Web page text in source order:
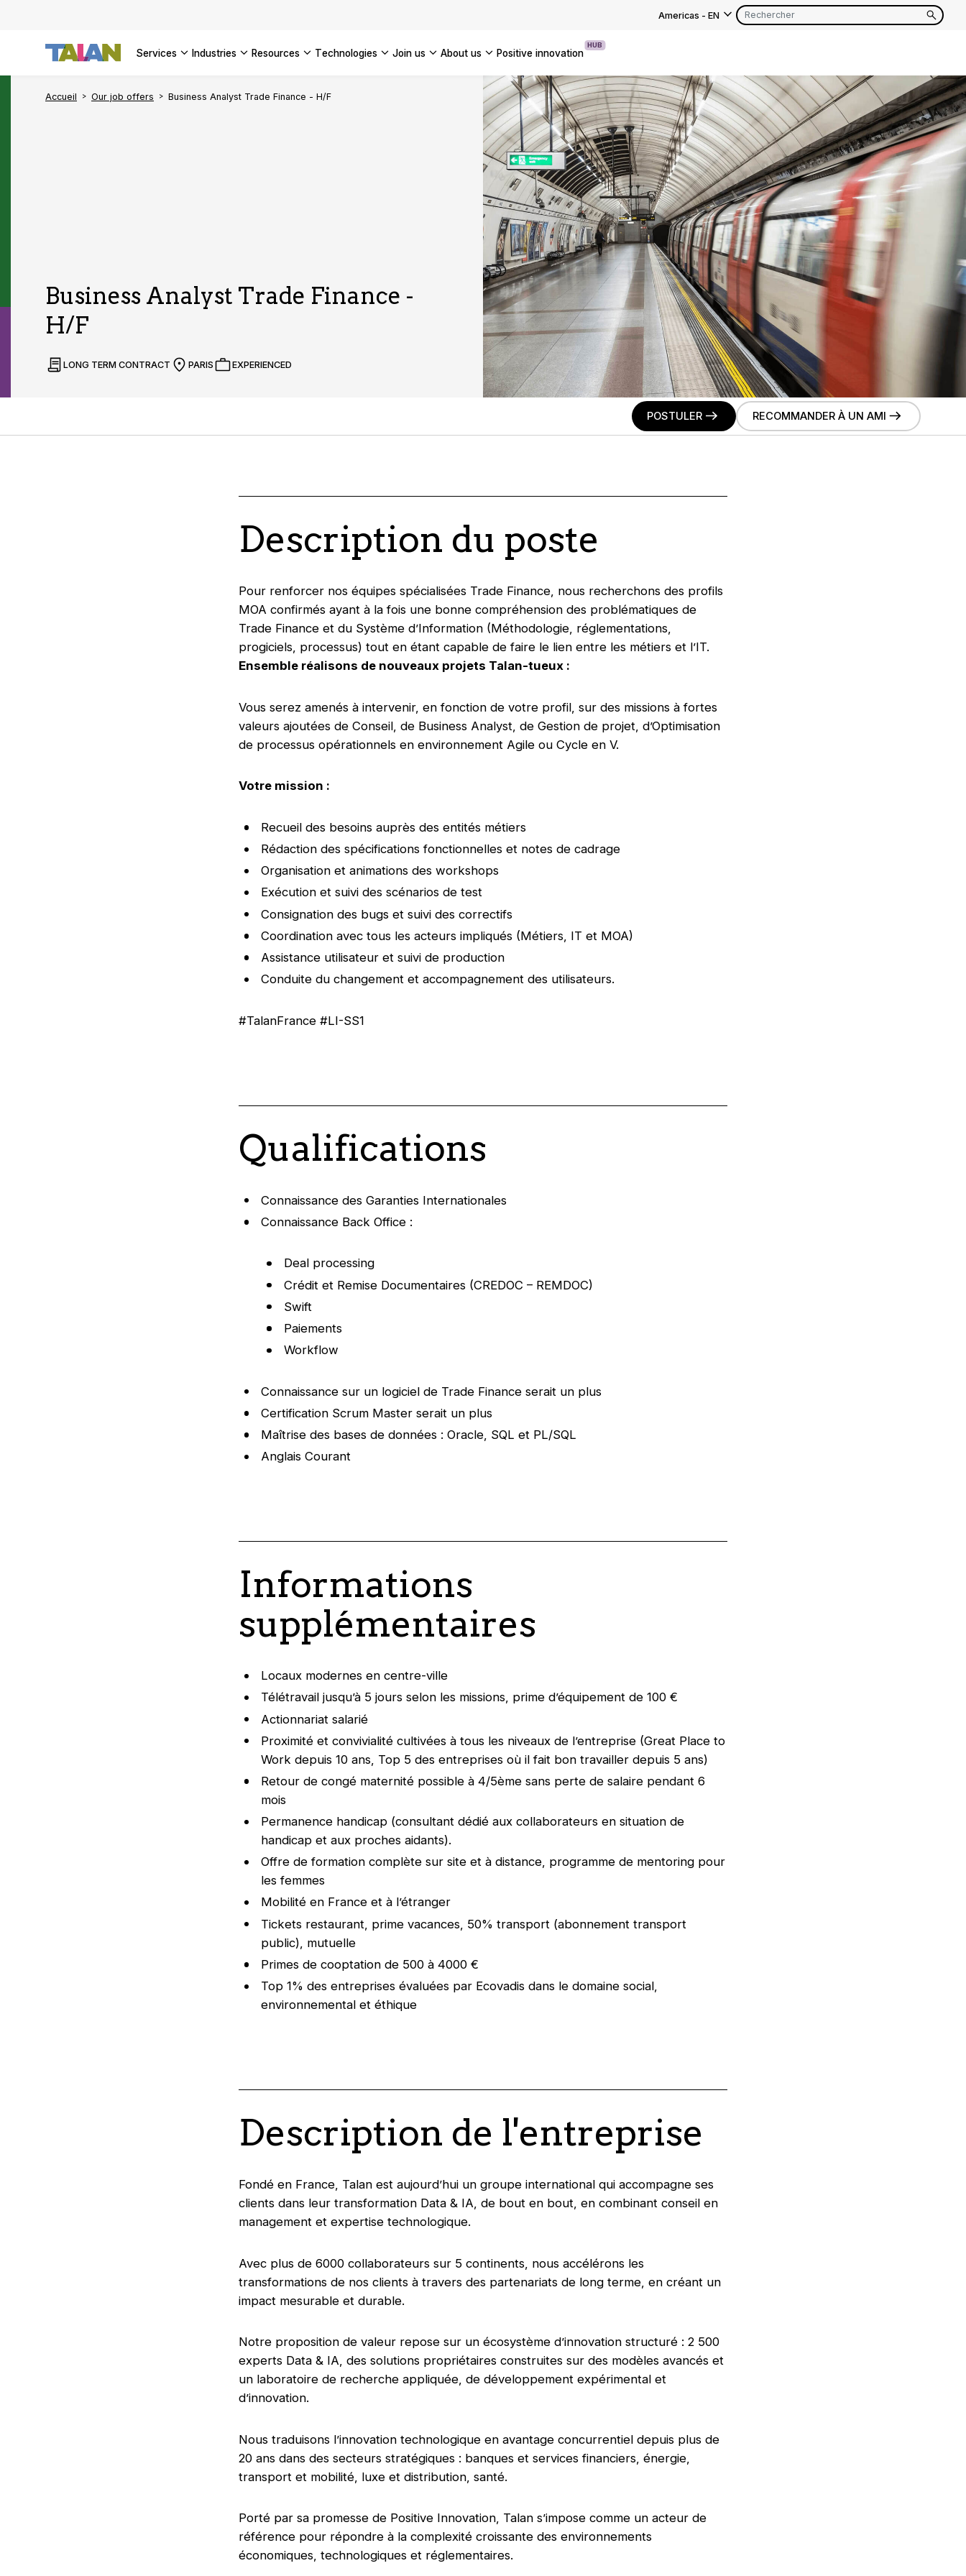
Americas - EN
Americas EN FR
UK EN
France FR
Global EN FR
services industries resources technologies join us about us positive innovation
HUB
Accueil Our job offers Business Analyst Trade Finance - H/F
Business Analyst Trade Finance -
H/F
LONG TERM CONTRACT PARIS EXPERIENCED
POSTULER RECOMMANDER À UN AMI
Description du poste
Pour renforcer nos équipes spécialisées Trade Finance, nous recherchons des profils
MOA confirmés ayant à la fois une bonne compréhension des problématiques de
Trade Finance et du Système d’Information (Méthodologie, réglementations,
progiciels, processus) tout en étant capable de faire le lien entre les métiers et l’IT.
Ensemble réalisons de nouveaux projets Talan-tueux :
Vous serez amenés à intervenir, en fonction de votre profil, sur des missions à fortes
valeurs ajoutées de Conseil, de Business Analyst, de Gestion de projet, d’Optimisation
de processus opérationnels en environnement Agile ou Cycle en V.
Votre mission :
Recueil des besoins auprès des entités métiers
Rédaction des spécifications fonctionnelles et notes de cadrage
Organisation et animations des workshops
Exécution et suivi des scénarios de test
Consignation des bugs et suivi des correctifs
Coordination avec tous les acteurs impliqués (Métiers, IT et MOA)
Assistance utilisateur et suivi de production
Conduite du changement et accompagnement des utilisateurs.
#TalanFrance #LI-SS1
Qualifications
Connaissance des Garanties Internationales
Connaissance Back Office :
Deal processing
Crédit et Remise Documentaires (CREDOC – REMDOC)
Swift
Paiements
Workflow
Connaissance sur un logiciel de Trade Finance serait un plus
Certification Scrum Master serait un plus
Maîtrise des bases de données : Oracle, SQL et PL/SQL
Anglais Courant
Informations
supplémentaires
Locaux modernes en centre-ville
Télétravail jusqu’à 5 jours selon les missions, prime d’équipement de 100 €
Actionnariat salarié
Proximité et convivialité cultivées à tous les niveaux de l’entreprise (Great Place to
Work depuis 10 ans, Top 5 des entreprises où il fait bon travailler depuis 5 ans)
Retour de congé maternité possible à 4/5ème sans perte de salaire pendant 6
mois
Permanence handicap (consultant dédié aux collaborateurs en situation de
handicap et aux proches aidants).
Offre de formation complète sur site et à distance, programme de mentoring pour
les femmes
Mobilité en France et à l’étranger
Tickets restaurant, prime vacances, 50% transport (abonnement transport
public), mutuelle
Primes de cooptation de 500 à 4000 €
Top 1% des entreprises évaluées par Ecovadis dans le domaine social,
environnemental et éthique
Description de l'entreprise
Fondé en France, Talan est aujourd’hui un groupe international qui accompagne ses
clients dans leur transformation Data & IA, de bout en bout, en combinant conseil en
management et expertise technologique.
Avec plus de 6000 collaborateurs sur 5 continents, nous accélérons les
transformations de nos clients à travers des partenariats de long terme, en créant un
impact mesurable et durable.
Notre proposition de valeur repose sur un écosystème d’innovation structuré : 2 500
experts Data & IA, des solutions propriétaires construites sur des modèles avancés et
un laboratoire de recherche appliquée, de développement expérimental et
d’innovation.
Nous traduisons l’innovation technologique en avantage concurrentiel depuis plus de
20 ans dans des secteurs stratégiques : banques et services financiers, énergie,
transport et mobilité, luxe et distribution, santé.
Porté par sa promesse de Positive Innovation, Talan s’impose comme un acteur de
référence pour répondre à la complexité croissante des environnements
économiques, technologiques et réglementaires.